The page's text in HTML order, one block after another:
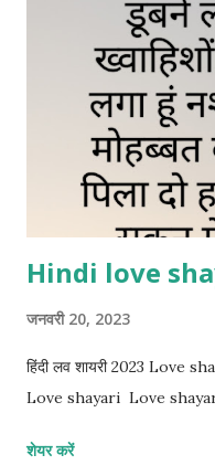
Hindi love
जनवरी 20, 2023
हिंदी लव शायरी 2023
Love shayari Love
शेयर करें